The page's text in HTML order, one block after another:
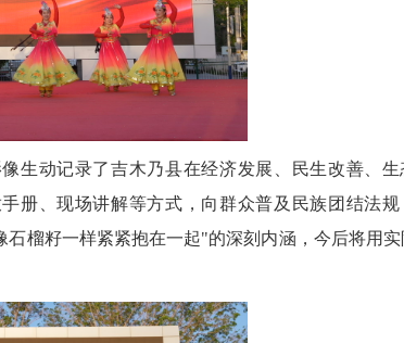
动记录了吉木乃县在经济发展、民生改善、生
册、现场讲解等方式，向群众普及民族团结法规
榴籽一样紧紧抱在一起"的深刻内涵，今后将用